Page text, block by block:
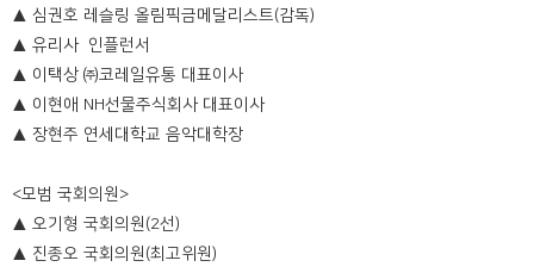
▲ 심권호 레슬링 올림픽금메달리스트(감독)
▲ 유리사 인플런서
▲ 이택상 ㈜코레일유통 대표이사
▲ 이현애 NH선물주식회사 대표이사
▲ 장현주 연세대학교 음악대학장
<모범 국회의원>
▲ 오기형 국회의원(2선)
▲ 진종오 국회의원(최고위원)